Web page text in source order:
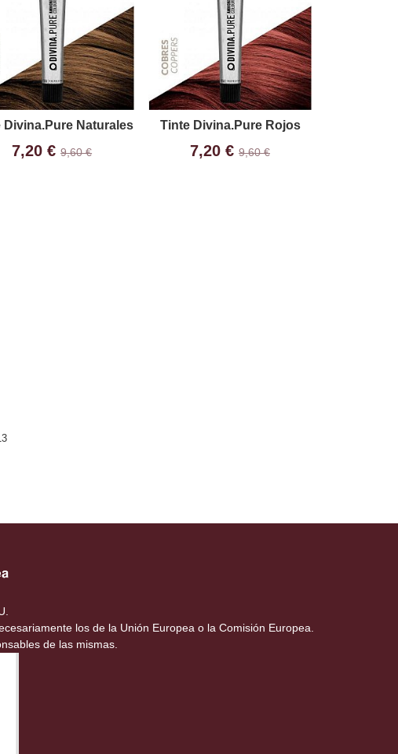
Divina.Pure Naturales
7,20 €9,60 €
Tinte Divina.Pure Rojos
7,20 €9,60 €
los de la Unión Europea o la Comisión Europea.
de las mismas.